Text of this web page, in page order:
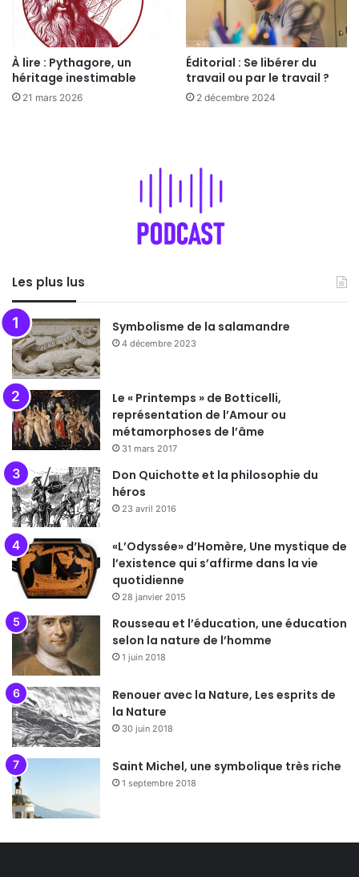
À lire : Pythagore, un
héritage inestimable
21 mars 2026
Éditorial : Se libérer du
travail ou par le travail ?
2 décembre 2024
Les plus lus
Symbolisme de la salamandre
4 décembre 2023
Le « Printemps » de Botticelli,
représentation de l’Amour ou
métamorphoses de l’âme
31 mars 2017
Don Quichotte et la philosophie du
héros
23 avril 2016
«L’Odyssée» d’Homère, Une mystique de
l’existence qui s’affirme dans la vie
quotidienne
28 janvier 2015
Rousseau et l’éducation, une éducation
selon la nature de l’homme
1 juin 2018
Renouer avec la Nature, Les esprits de
la Nature
30 juin 2018
Saint Michel, une symbolique très riche
1 septembre 2018